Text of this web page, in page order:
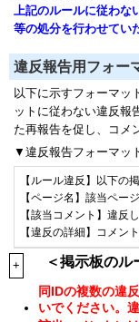
上記のルールに従わな
等の処分を行わせてい
違反報告用フォー
以下に示すフォーマッ
ットに従わない違反報
た再報告を促し、コメ
▼違反報告フォーマッ
【ルール違反】以下の
【ページ名】該当ペー
【該当コメント】違
【違反の詳細】コメン
+ ＜掲示板のル
同IDの複数の違
いでください。